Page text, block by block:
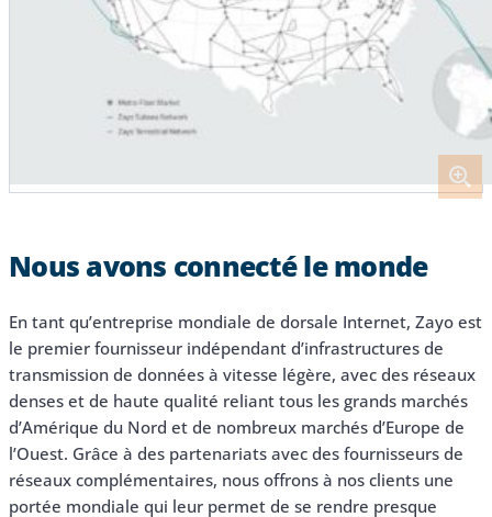
Nous avons connecté lemonde
En tant qu’entreprise mondiale de dorsale Internet, Zayo est
le premier fournisseur indépendant d’infrastructures de
transmission de données à vitesse légère, avec des réseaux
denses et de haute qualité reliant tous les grands marchés
d’Amérique du Nord et de nombreux marchés d’Europe de
l’Ouest. Grâce à des partenariats avec des fournisseurs de
réseaux complémentaires, nous offrons à nos clients une
portée mondiale qui leur permet de se rendre presque